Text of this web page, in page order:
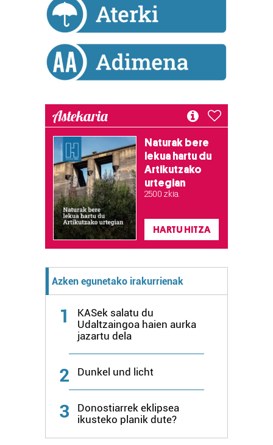
erabiltzeko baimen esplizitua ematen diguzu.
Astekaria
Naturak bere
lekua hartu du
Artikutzako
urtegian
2.500 zkia.
HARTU HITZA
Azken egunetako irakurrienak
1
KASek salatu du
Udaltzaingoa haien aurka
jazartu dela
2 Dunkel und licht
3
Donostiarrek eklipsea
ikusteko planik dute?